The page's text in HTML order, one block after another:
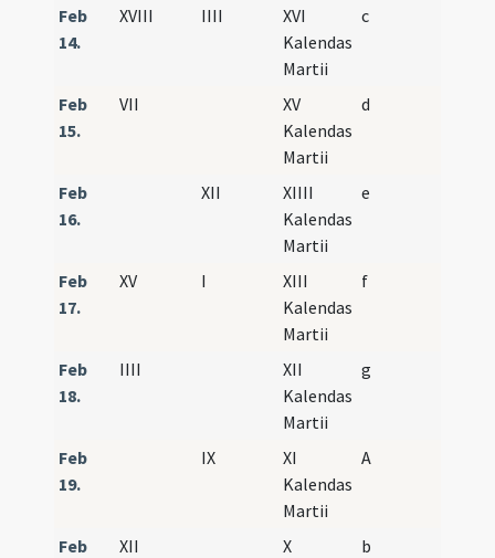
Feb
14.
XVIII IIII
XVI
Kalendas
Martii
c
Feb
15.
VII
XV
Kalendas
Martii
d
Feb
16.
XII
XIIII
Kalendas
Martii
e
Feb
17.
XV I
XIII
Kalendas
Martii
f
Feb
18.
IIII
XII
Kalendas
Martii
g
Feb
19.
IX
XI
Kalendas
Martii
A
Feb
XII
X
b